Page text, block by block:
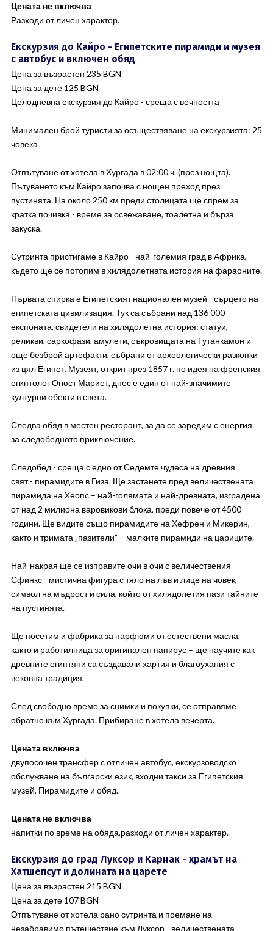
Цената не включва
Разходи от личен характер.
Екскурзия до Кайро - Египетските пирамиди и музея
с автобус и включен обяд
Цена за възрастен 235 BGN
Цена за дете 125 BGN
Целодневна екскурзия до Кайро - среща с вечността
Минимален брой туристи за осъществяване на екскурзията: 25
човека
Отпътуване от хотела в Хургада в 02:00 ч. (през нощта).
Пътуването към Кайро започва с нощен преход през
пустинята. На около 250 км преди столицата ще спрем за
кратка почивка - време за освежаване, тоалетна и бърза
закуска.
Сутринта пристигаме в Кайро - най-големия град в Африка,
където ще се потопим в хилядолетната история на фараоните.
Първата спирка е Египетският национален музей - сърцето на
египетската цивилизация. Тук са събрани над 136 000
експоната, свидетели на хилядолетна история: статуи,
реликви, саркофази, амулети, съкровищата на Тутанкамон и
още безброй артефакти, събрани от археологически разкопки
из цял Египет. Музеят, открит през 1857 г. по идея на френския
египтолог Огюст Мариет, днес е един от най-значимите
културни обекти в света.
Следва обяд в местен ресторант, за да се заредим с енергия
за следобедното приключение.
Следобед - среща с едно от Седемте чудеса на древния
свят - пирамидите в Гиза. Ще застанете пред величествената
пирамида на Хеопс – най-голямата и най-древната, изградена
от над 2 милиона варовикови блока, преди повече от 4500
години. Ще видите също пирамидите на Хефрен и Микерин,
както и тримата „пазители” – малките пирамиди на цариците.
Най-накрая ще се изправите очи в очи с величествения
Сфинкс - мистична фигура с тяло на лъв и лице на човек,
символ на мъдрост и сила, който от хилядолетия пази тайните
на пустинята.
Ще посетим и фабрика за парфюми от естествени масла,
както и работилница за оригинален папирус – ще научите как
древните египтяни са създавали хартия и благоухания с
вековна традиция.
След свободно време за снимки и покупки, се отправяме
обратно към Хургада. Прибиране в хотела вечерта.
Цената включва
двупосочен трансфер с отличен автобус, екскурзоводско
обслужване на български език, входни такси за Египетския
музей, Пирамидите и обяд.
Цената не включва
напитки по време на обяда,разходи от личен характер.
Екскурзия до град Луксор и Карнак - храмът на
Хатшепсут и долината на царете
Цена за възрастен 215 BGN
Цена за дете 107 BGN
Отпътуване от хотела рано сутринта и поемане на
незабравимо пътешествие към Луксор - величествената